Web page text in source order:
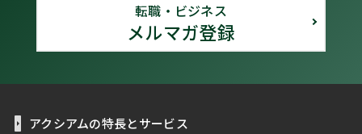
転職・ビジネス
メルマガ登録
アクシアムの特長とサービス